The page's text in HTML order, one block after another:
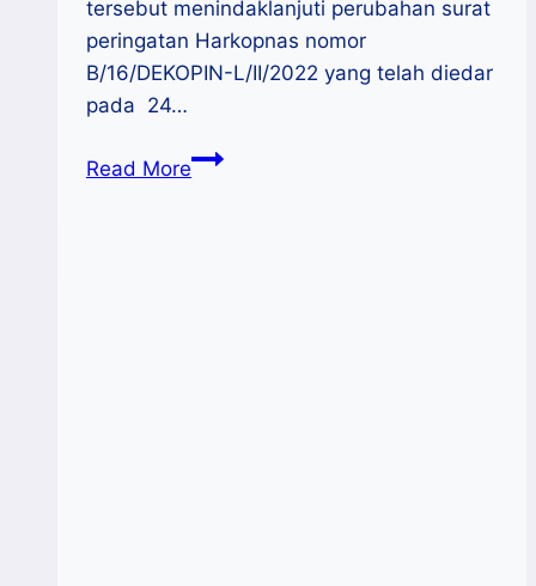
tersebut menindaklanjuti perubahan surat
peringatan Harkopnas nomor
B/16/DEKOPIN-L/II/2022 yang telah diedar
pada 24…
Read MorePuncak